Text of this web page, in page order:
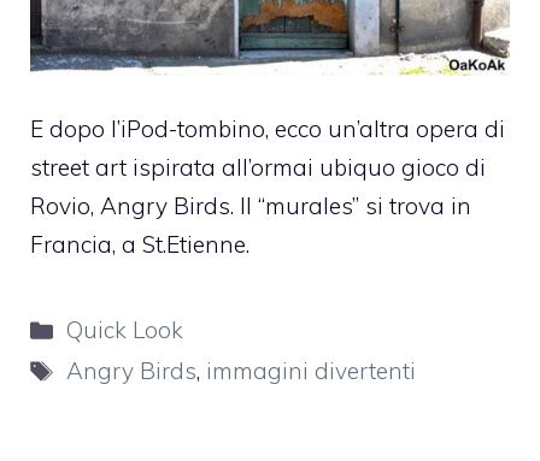
E dopo l’iPod-tombino, ecco un’altra opera di
street art ispirata all’ormai ubiquo gioco di
Rovio, Angry Birds. Il “murales” si trova in
Francia, a St.Etienne.
Categorie
Quick Look
Tag
Angry Birds, immagini divertenti